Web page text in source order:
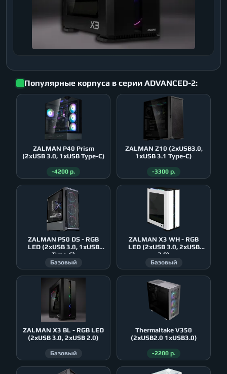
Популярные корпуса в серии ADVANCED-2:
ZALMAN P40 Prism
(2xUSB 3.0, 1xUSB Type-C)
-4200 р.
ZALMAN Z10 (2xUSB3.0,
1xUSB 3.1 Type-C)
-3300 р.
ZALMAN P50 DS - RGB
LED (2xUSB 3.0, 1xUSB
Type-C)
Базовый
ZALMAN X3 WH - RGB
LED (2xUSB 3.0, 2xUSB
2.0)
Базовый
ZALMAN X3 BL - RGB LED
(2xUSB 3.0, 2xUSB 2.0)
Базовый
Thermaltake V350
(2xUSB2.0 1xUSB3.0)
-2200 р.